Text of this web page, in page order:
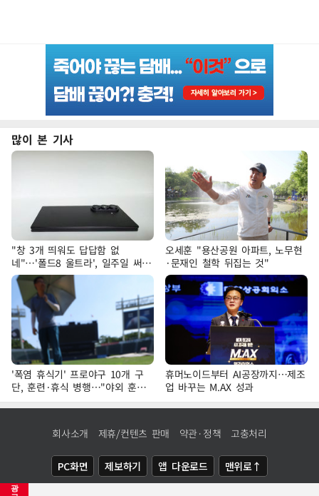
광
많이 본 기사
"창 3개 띄워도 답답함 없
네"…'폴드8 울트라', 일주일 써보
니
오세훈 "용산공원 아파트, 노무현
·문재인 철학 뒤집는 것"
'폭염 휴식기' 프로야구 10개 구
단, 훈련·휴식 병행…"야외 훈련
해도 안전 최우선"
휴머노이드부터 AI공장까지…제조
업 바꾸는 M.AX 성과
회사소개 제휴/컨텐츠 판매 약관·정책 고충처리
PC화면 제보하기 앱 다운로드 맨위로↑